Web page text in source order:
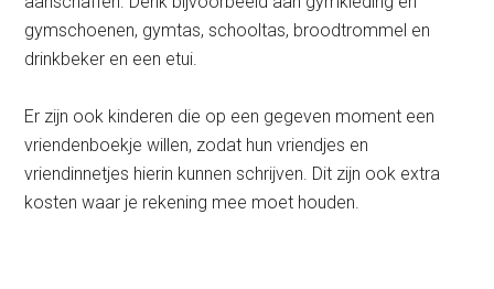
gymschoenen, gymtas, schooltas, broodtrommel en
drinkbeker en een etui.
Er zijn ook kinderen die op een gegeven moment een
vriendenboekje willen, zodat hun vriendjes en
vriendinnetjes hierin kunnen schrijven. Dit zijn ook extra
kosten waar je rekening mee moet houden.